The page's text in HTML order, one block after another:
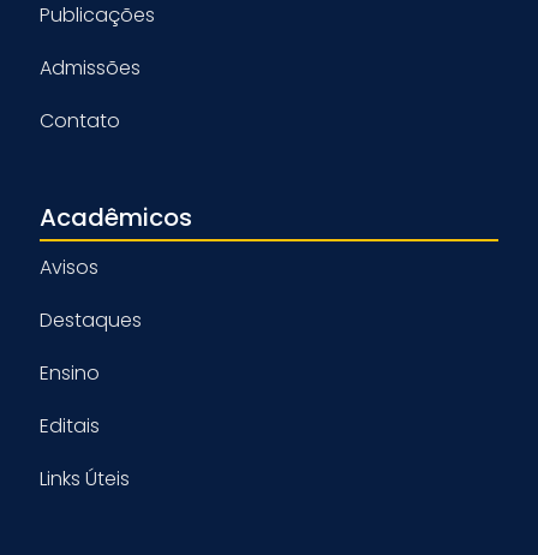
Publicações
Admissões
Contato
Acadêmicos
Avisos
Destaques
Ensino
Editais
Links Úteis